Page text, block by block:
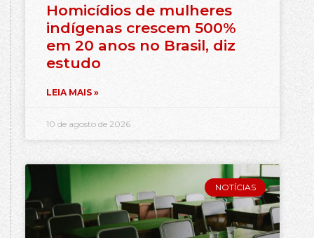
Homicídios de mulheres
indígenas crescem 500%
em 20 anos no Brasil, diz
estudo
LEIA MAIS »
10 de agosto de 2026
NOTÍCIAS